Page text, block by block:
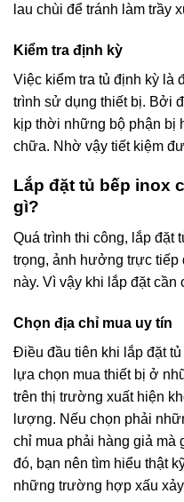
lau chùi để tránh làm trầy
Kiểm tra định kỳ
Việc kiểm tra tủ định kỳ là
trình sử dụng thiết bị. Bởi
kịp thời những bộ phận bị
chữa. Nhờ vậy tiết kiệm
Lắp đặt tủ bếp inox
gì?
Quá trình thi công, lắp đặt
trọng, ảnh hưởng trực tiếp
này. Vì vậy khi lắp đặt cần
Chọn địa chỉ mua uy tín
Điều đầu tiên khi lắp đặt
lựa chọn mua thiết bị ở
trên thị trường xuất hiện
lượng. Nếu chọn phải
chỉ mua phải hàng giả mà
đó, bạn nên tìm hiểu thật
những trường hợp xấu